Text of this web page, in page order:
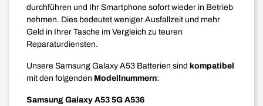
durchführen und Ihr Smartphone sofort wieder in Betrieb
nehmen. Dies bedeutet weniger Ausfallzeit und mehr
Geld in Ihrer Tasche im Vergleich zu teuren
Reparaturdiensten.
Unsere Samsung Galaxy A53 Batterien sind kompatibel
mit den folgenden Modellnummern:
Samsung Galaxy A53 5G A536